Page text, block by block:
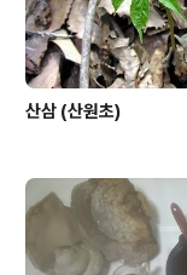
산삼 (산원초)